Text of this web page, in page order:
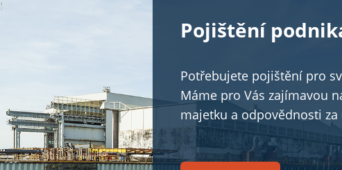
Pojištění
Potřebujete pojištění pro své
Máme pro Vás zajímavou
majetku a odpovědnosti za újmu.